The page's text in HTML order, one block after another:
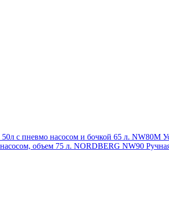
50л с пневмо насосом и бочкой 65 л. NW80M
объем 75 л. NORDBERG NW90